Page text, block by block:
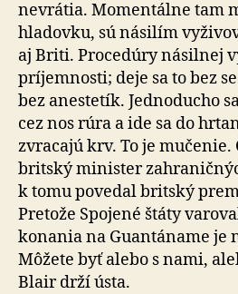
nevrátia. Mo­men­tálne tam
hladovku, sú násilím
aj Briti. Procedúry násilnej
príjemnosti; deje sa to bez
bez anestetík. Jedno­ducho
cez nos rúra a ide sa do
zvracajú krv. To je mučenie.
britský minister
k tomu povedal britský
Pretože Spojené štáty
konania na Gu­an­tá­name je
Môžete byť alebo s nami,
Blair drží ústa.